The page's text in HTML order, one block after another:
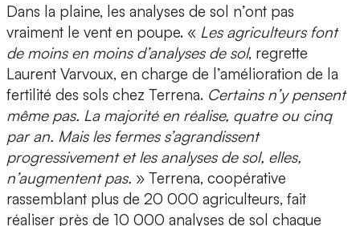
Dans la plaine, les analyses de sol n’ont pas
vraiment le vent en poupe. « Les agriculteurs font
de moins en moins d’analyses de sol, regrette
Laurent Varvoux, en charge de l’amélioration de la
fertilité des sols chez Terrena. Certains n’y pensent
même pas. La majorité en réalise, quatre ou cinq
par an. Mais les fermes s’agrandissent
progressivement et les analyses de sol, elles,
n’augmentent pas. » Terrena, coopérative
rassemblant plus de 20 000 agriculteurs, fait
réaliser près de 10 000 analyses de sol chaque